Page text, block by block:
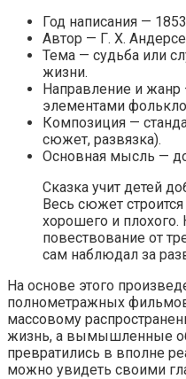
Год написания —
Автор — Г. Х.
Тема — судьба или
жизни.
Направление и жанр
элементами
Композиция —
сюжет, развязка).
Основная мысль —
Сказка учит детей
Весь сюжет
хорошего и плохого.
повествование от
сам наблюдал за
На основе этого
полнометражных
массовому
жизнь, а вымышленные
превратились в вполне
можно увидеть своими